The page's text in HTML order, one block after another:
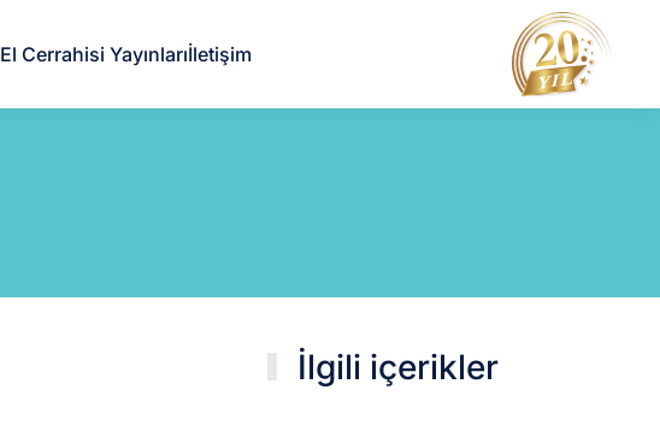
El Cerrahisi Yayınlarıİletişim
İlgili içerikler